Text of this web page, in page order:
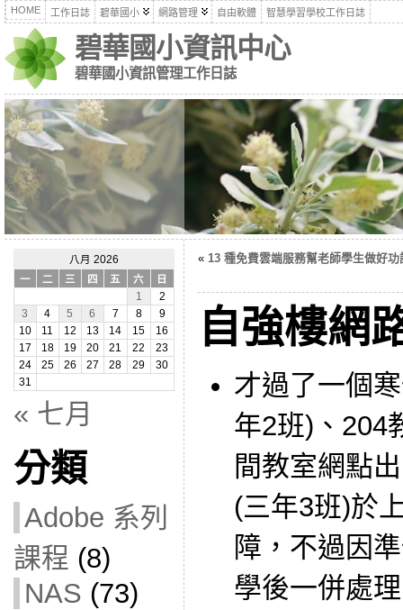
HOME 工作日誌 碧華國小 網路管理 自由軟體 智慧學習學校工作日誌
碧華國小資訊中心
碧華國小資訊管理工作日誌
八月 2026
一
二 三 四 五 六
日
1
2
3
4 5 6 7 8
9
10
11 12 13 14 15
16
17
18 19 20 21 22
23
24
25 26 27 28 29
30
31
« 七月
分類
Adobe 系列
課程 (8)
NAS (73)
« 13 種免費雲端服務幫老師學生做好功
自強樓網
才過了一個
年2班)、204
間教室網點
(三年3班)於
障，不過因
學後一併處